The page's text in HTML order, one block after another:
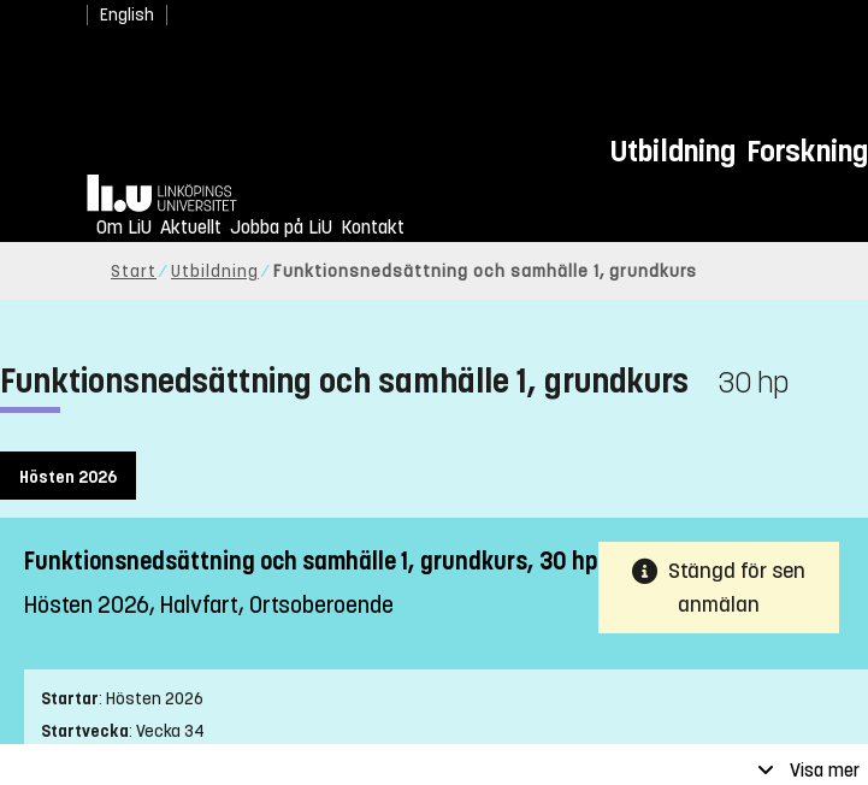
English
Utbildning Forskning
Hem
Om LiU Aktuellt Jobba på LiU Kontakt
Start Utbildning Funktionsnedsättning och samhälle 1, grundkurs
Funktionsnedsättning och samhälle 1, grundkurs 30 hp
Hösten 2026
Funktionsnedsättning och samhälle 1, grundkurs, 30 hp
Hösten 2026, Halvfart, Ortsoberoende
Stängd för sen
anmälan
Startar: Hösten 2026
Startvecka: Vecka 34
Visa mer